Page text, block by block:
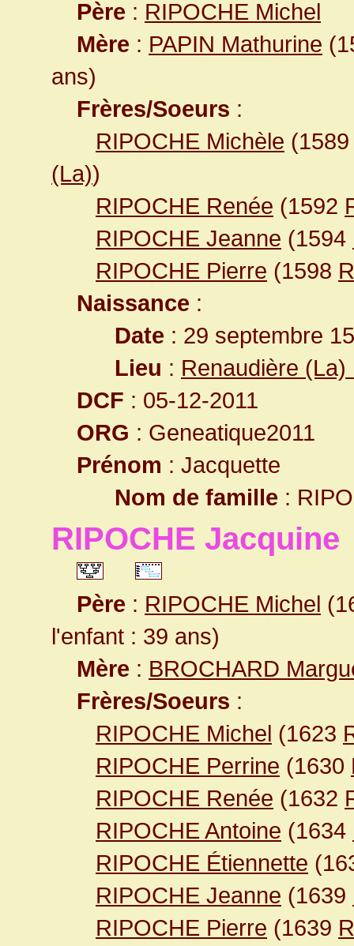
Père : RIPOCHE Michel
Mère : PAPIN Mathurine
ans)
Frères/Soeurs :
RIPOCHE Michèle
(La))
RIPOCHE Renée (1592
RIPOCHE Jeanne (1594
RIPOCHE Pierre (1598
Naissance :
Date : 29 septembre
Lieu : Renaudière
DCF : 05-12-2011
ORG : Geneatique2011
Prénom : Jacquette
Nom de famille :
RIPOCHE Jacquine
Père : RIPOCHE Michel
l'enfant : 39 ans)
Mère : BROCHARD
Frères/Soeurs :
RIPOCHE Michel (1623
RIPOCHE Perrine (1630
RIPOCHE Renée (1632
RIPOCHE Antoine (1634
RIPOCHE Étiennette
RIPOCHE Jeanne (1639
RIPOCHE Pierre (1639